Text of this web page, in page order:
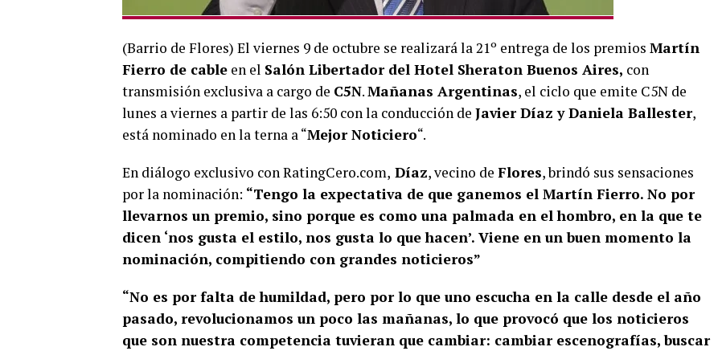
(Barrio de Flores) El viernes 9 de octubre se realizará la 21º entrega de los premios Martín
Fierro de cable en el Salón Libertador del Hotel Sheraton Buenos Aires, con
transmisión exclusiva a cargo de C5N.Mañanas Argentinas, el ciclo que emite C5N de
lunes a viernes a partir de las 6:50 con la conducción de Javier Díaz y Daniela Ballester,
está nominado en la terna a “Mejor Noticiero“.
En diálogo exclusivo con RatingCero.com, Díaz, vecino de Flores, brindó sus sensaciones
por la nominación: “Tengo la expectativa de que ganemos el Martín Fierro. No por
llevarnos un premio, sino porque es como una palmada en el hombro, en la que te
dicen ‘nos gusta el estilo, nos gusta lo que hacen’. Viene en un buen momento la
nominación, compitiendo con grandes noticieros”
“No es por falta de humildad, pero por lo que uno escucha en la calle desde el año
pasado, revolucionamos un poco las mañanas, lo que provocó que los noticieros
que son nuestra competencia tuvieran que cambiar: cambiar escenografías, buscar